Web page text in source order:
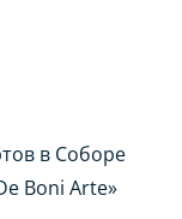
в Соборе
Boni Arte»